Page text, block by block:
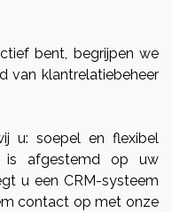
bent, begrijpen we
van klantrelatiebeheer
u: soepel en flexibel
is afgestemd op uw
u een CRM-systeem
contact op met onze